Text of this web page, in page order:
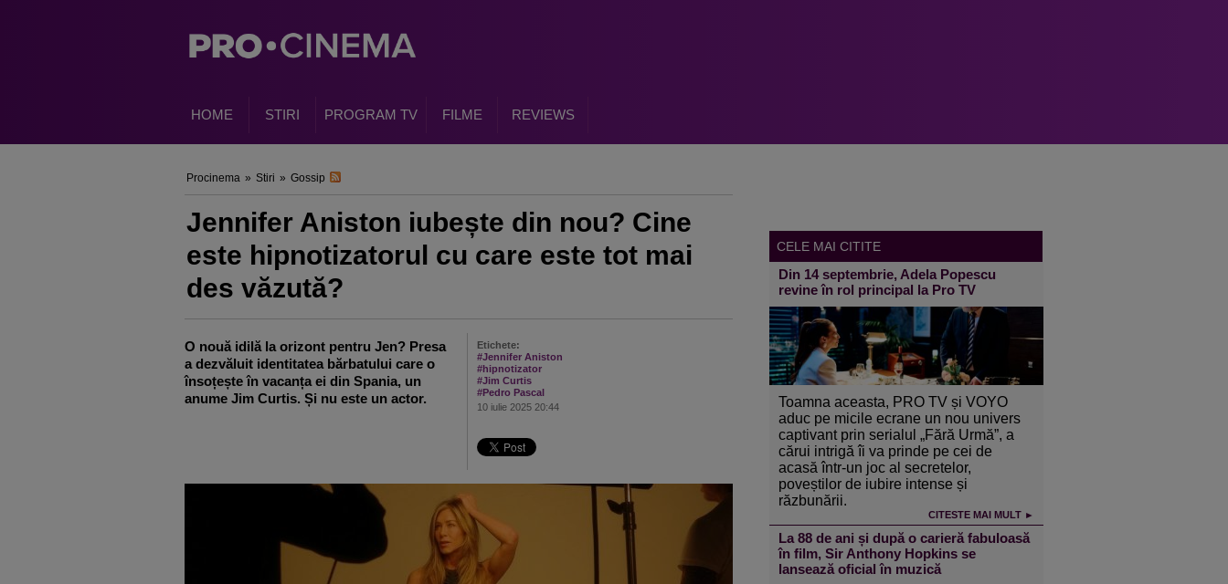
HOME STIRI PROGRAM TV FILME REVIEWS
Procinema » Stiri » Gossip
Jennifer Aniston iubește din nou? Cine
este hipnotizatorul cu care este tot mai
des văzută?
Etichete:
#Jennifer Aniston
#hipnotizator
#Jim Curtis
#Pedro Pascal
10 iulie 2025 20:44
O nouă idilă la orizont pentru Jen? Presa
a dezvăluit identitatea bărbatului care o
însoțește în vacanța ei din Spania, un
anume Jim Curtis. Și nu este un actor.
CELE MAI CITITE
Din 14 septembrie, Adela Popescu
revine în rol principal la Pro TV
Toamna aceasta, PRO TV și VOYO
aduc pe micile ecrane un nou univers
captivant prin serialul „Fără Urmă”, a
cărui intrigă îi va prinde pe cei de
acasă într-un joc al secretelor,
poveștilor de iubire intense și
răzbunării.
CITESTE MAI MULT ►
La 88 de ani și după o carieră fabuloasă
în film, Sir Anthony Hopkins se
lansează oficial în muzică